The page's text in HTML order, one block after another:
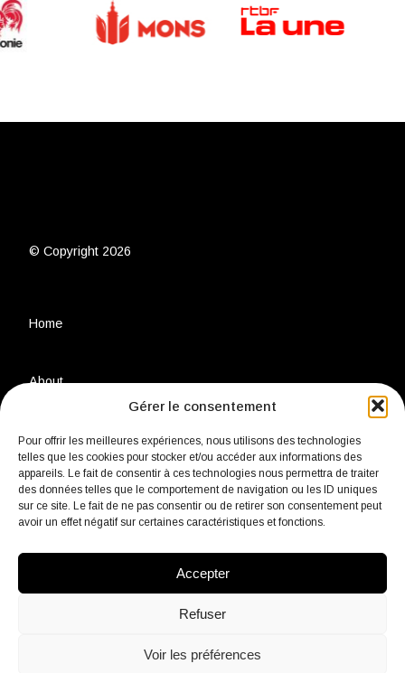
Gérer le consentement
Pour offrir les meilleures expériences, nous utilisons des technologies
telles que les cookies pour stocker et/ou accéder aux informations des
appareils. Le fait de consentir à ces technologies nous permettra de traiter
des données telles que le comportement de navigation ou les ID uniques
sur ce site. Le fait de ne pas consentir ou de retirer son consentement peut
avoir un effet négatif sur certaines caractéristiques et fonctions.
Accepter
Refuser
Voir les préférences
© Copyright 2026
Home
About
Privacy Policy
Legal Notice
Environmental Charter